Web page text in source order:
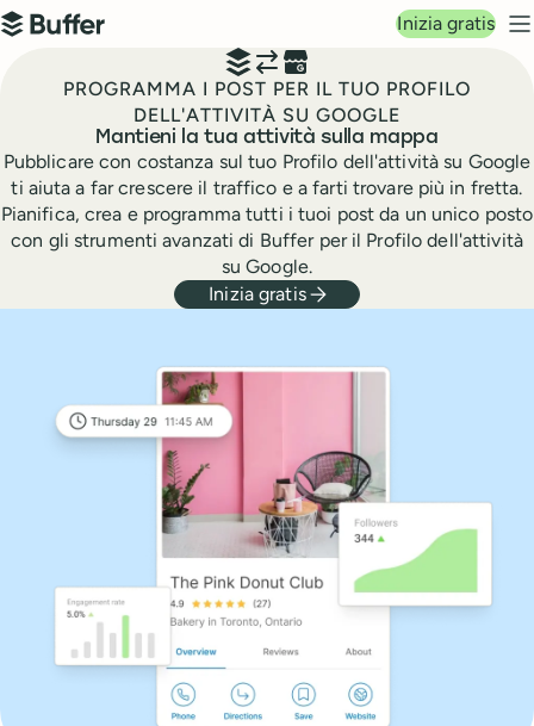
Navigazione principale
Buffer
Inizia gratis
PROGRAMMA I POST PER IL TUO PROFILO
DELL'ATTIVITÀ SU GOOGLE
Mantieni la tua attività sulla mappa
Pubblicare con costanza sul tuo Profilo dell'attività su Google
ti aiuta a far crescere il traffico e a farti trovare più in fretta.
Pianifica, crea e programma tutti i tuoi post da un unico posto
con gli strumenti avanzati di Buffer per il Profilo dell'attività
su Google.
Inizia gratis